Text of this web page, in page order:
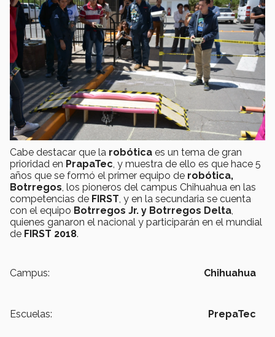
Cabe destacar que la robótica es un tema de gran
prioridad en PrapaTec, y muestra de ello es que hace 5
años que se formó el primer equipo de robótica,
Botrregos, los pioneros del campus Chihuahua en las
competencias de FIRST, y en la secundaria se cuenta
con el equipo Botrregos Jr. y Botrregos Delta,
quienes ganaron el nacional y participarán en el mundial
de FIRST 2018.
Campus: Chihuahua
Escuelas: PrepaTec